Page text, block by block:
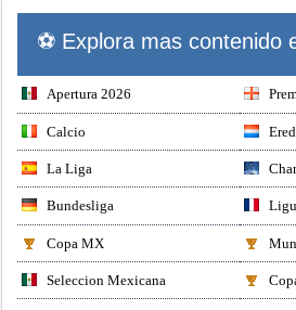
⚽ Explora mas contenido
Apertura 2026
Calcio
La Liga
Bundesliga
Copa MX
Seleccion Mexicana